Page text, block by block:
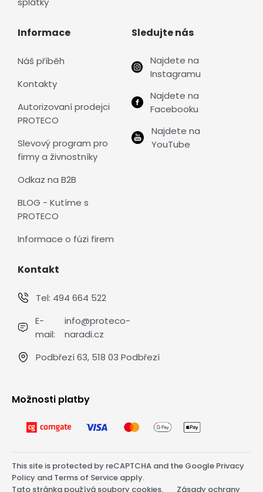
Informace
Náš příběh
Kontakty
Autorizovaní prodejci
PROTECO
Slevový program pro
firmy a živnostníky
Odkaz na B2B
BLOG - Kutíme s
PROTECO
Informace o fúzi firem
Sledujte nás
Najdete na
Instagramu
Najdete na
Facebooku
Najdete na
YouTube
Kontakt
Tel: 494 664 522
E-
mail:
info@proteco-
naradi.cz
Podbřezí 63, 518 03 Podbřezí
Možnosti platby
Tato stránka používá soubory cookies. Zásady ochrany
This site is protected by reCAPTCHA and the Google Privacy
Policy and Terms of Service apply.